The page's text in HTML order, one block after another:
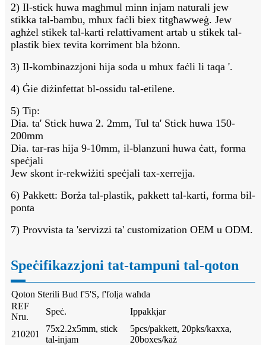
2) Il-stick huwa magħmul minn injam naturali jew
stikka tal-bambu, mhux faċli biex titgħawweġ. Jew
agħżel stikek tal-karti relattivament artab u stikek tal-
plastik biex tevita korriment bla bżonn.
3) Il-kombinazzjoni hija soda u mhux faċli li taqa '.
4) Ġie diżinfettat bl-ossidu tal-etilene.
5) Tip:
Dia. ta' Stick huwa 2. 2mm, Tul ta' Stick huwa 150-
200mm
Dia. tar-ras hija 9-10mm, il-blanzuni huwa ċatt, forma
speċjali
Jew skont ir-rekwiżiti speċjali tax-xerrejja.
6) Pakkett: Borża tal-plastik, pakkett tal-karti, forma bil-
ponta
7) Provvista ta 'servizzi ta' customization OEM u ODM.
Speċifikazzjoni tat-tampuni tal-qoton
Qoton Sterili Bud f'5'S, f'folja waħda
REF
Nru.
Speċ. Ippakkjar
210201
75x2.2x5mm, stick
tal-injam
5pcs/pakkett, 20pks/kaxxa,
20boxes/każ